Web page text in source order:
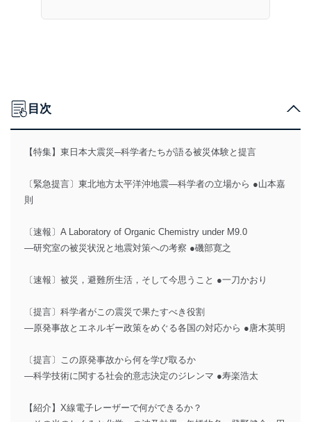
目次
【特集】東日本大震災─科学者たちが語る被災体験と提言
〔緊急提言〕東北地方太平洋沖地震―科学者の立場から ●山本嘉
則
〔速報〕A Laboratory of Organic Chemistry under M9.0
―研究室の被災状況と地震対策への考察 ●磯部寛之
〔速報〕被災，避難所生活，そして今思うこと ●一刀かおり
〔提言〕科学者がこの震災で果たすべき役割
―原発事故とエネルギー政策をめぐる各国の対応から ●唐木英明
〔提言〕この原発事故から何を学び取るか
―科学技術に関する社会的意志決定のジレンマ ●寿楽浩太
【紹介】X線電子レーザーで何ができるか？